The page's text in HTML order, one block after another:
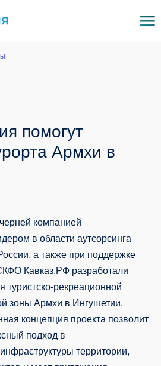
помогут
Армхи в
компанией
в области аутсорсинга
а также при поддержке
Кавказ.РФ разработали
туристско-рекреационной
зоны Армхи в Ингушетии.
концепция проекта позволит
подход в
территории,